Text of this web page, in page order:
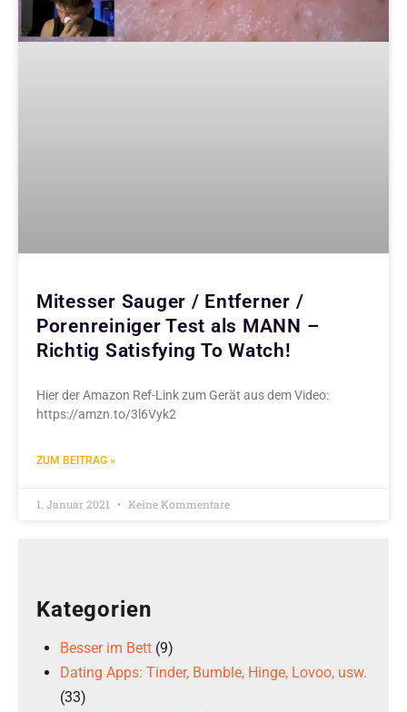
Mitesser Sauger / Entferner /
Porenreiniger Test als MANN –
Richtig Satisfying To Watch!
Hier der Amazon Ref-Link zum Gerät aus dem Video:
https://amzn.to/3l6Vyk2
ZUM BEITRAG »
1. Januar 2021 Keine Kommentare
Kategorien
Besser im Bett (9)
Dating Apps: Tinder, Bumble, Hinge, Lovoo, usw.
(33)